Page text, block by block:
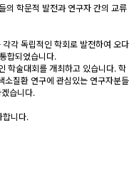
의 학문적 발전과 연구자 간의 교류
각 독립적인 학회로 발전하여 오다
합되었습니다.
학술대회를 개최하고 있습니다. 학
소질환 연구에 관심있는 연구자분들
습니다.
합니다.